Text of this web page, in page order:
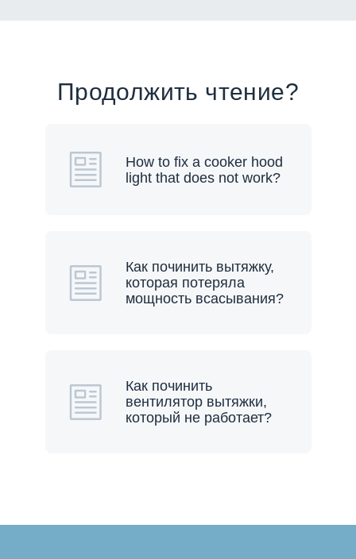
Продолжить чтение?
How to fix a cooker hood
light that does not work?
Как починить вытяжку,
которая потеряла
мощность всасывания?
Как починить
вентилятор вытяжки,
который не работает?